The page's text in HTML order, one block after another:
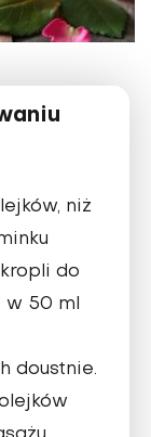
niż
do
50 ml
doustnie.